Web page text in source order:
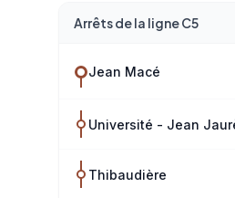
Arrêts de la ligne C5
Jean Macé
Université - Jean
Thibaudière